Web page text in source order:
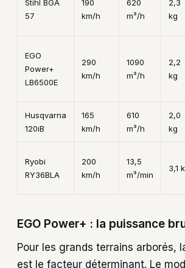
Stihl BGA
57
190
km/h
620
m³/h
2,3
kg
EGO
Power+
LB6500E
290
km/h
1090
m³/h
2,2
kg
Husqvarna
120iB
165
km/h
610
m³/h
2,0
kg
Ryobi
RY36BLA
200
km/h
13,5
m³/min
3,1
EGO Power+ : la puissance
Pour les grands terrains arborés,
est le facteur déterminant. Le